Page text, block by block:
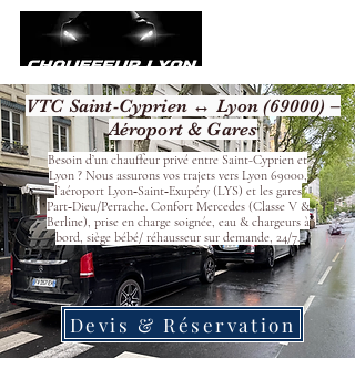
VTC Saint-Cyprien ↔ Lyon (69000) –
Aéroport & Gares
Besoin d’un chauffeur privé entre Saint-Cyprien et
Lyon ? Nous assurons vos trajets vers Lyon 69000,
l’aéroport Lyon‑Saint‑Exupéry (LYS) et les gares
Part‑Dieu/Perrache. Confort Mercedes (Classe V &
Berline), prise en charge soignée, eau & chargeurs à
bord, siège bébé/ réhausseur sur demande, 24/7.
Devis & Réservation